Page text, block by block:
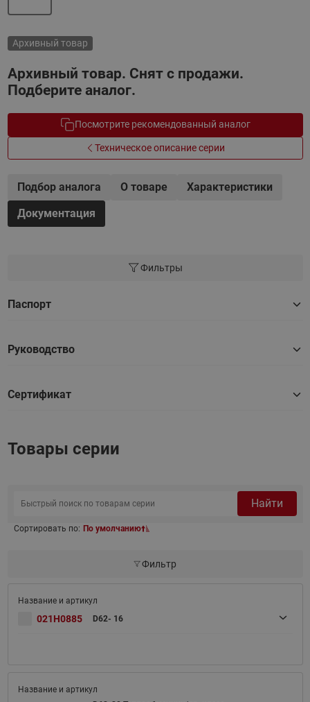
Архивный товар
Архивный товар. Снят с продажи.
Подберите аналог.
Посмотрите рекомендованный аналог
Техническое описание серии
Подбор аналога О товаре
Характеристики
Документация
Фильтры
Паспорт
Руководство
Сертификат
Товары серии
Найти
Сортировать по: По умолчанию
Фильтр
021H0885 D62- 16